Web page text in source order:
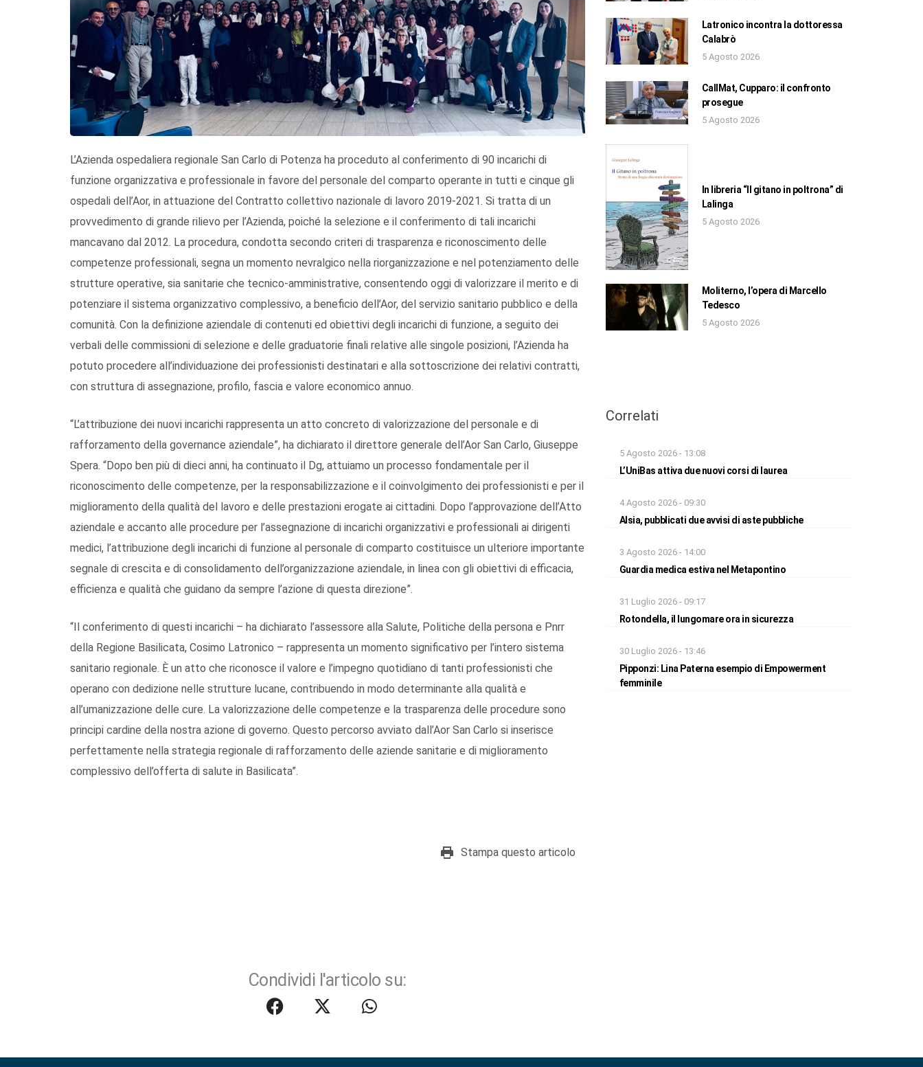
L’Azienda ospedaliera regionale San Carlo di Potenza ha proceduto al conferimento di 90 incarichi di
funzione organizzativa e professionale in favore del personale del comparto operante in tutti e cinque gli
ospedali dell’Aor, in attuazione del Contratto collettivo nazionale di lavoro 2019-2021. Si tratta di un
provvedimento di grande rilievo per l’Azienda, poiché la selezione e il conferimento di tali incarichi
mancavano dal 2012. La procedura, condotta secondo criteri di trasparenza e riconoscimento delle
competenze professionali, segna un momento nevralgico nella riorganizzazione e nel potenziamento delle
strutture operative, sia sanitarie che tecnico-amministrative, consentendo oggi di valorizzare il merito e di
potenziare il sistema organizzativo complessivo, a beneficio dell’Aor, del servizio sanitario pubblico e della
comunità. Con la definizione aziendale di contenuti ed obiettivi degli incarichi di funzione, a seguito dei
verbali delle commissioni di selezione e delle graduatorie finali relative alle singole posizioni, l’Azienda ha
potuto procedere all’individuazione dei professionisti destinatari e alla sottoscrizione dei relativi contratti,
con struttura di assegnazione, profilo, fascia e valore economico annuo.
“L’attribuzione dei nuovi incarichi rappresenta un atto concreto di valorizzazione del personale e di
rafforzamento della governance aziendale”, ha dichiarato il direttore generale dell’Aor San Carlo, Giuseppe
Spera. “Dopo ben più di dieci anni, ha continuato il Dg, attuiamo un processo fondamentale per il
riconoscimento delle competenze, per la responsabilizzazione e il coinvolgimento dei professionisti e per il
miglioramento della qualità del lavoro e delle prestazioni erogate ai cittadini. Dopo l’approvazione dell’Atto
aziendale e accanto alle procedure per l’assegnazione di incarichi organizzativi e professionali ai dirigenti
medici, l’attribuzione degli incarichi di funzione al personale di comparto costituisce un ulteriore importante
segnale di crescita e di consolidamento dell’organizzazione aziendale, in linea con gli obiettivi di efficacia,
efficienza e qualità che guidano da sempre l’azione di questa direzione”.
“Il conferimento di questi incarichi – ha dichiarato l’assessore alla Salute, Politiche della persona e Pnrr
della Regione Basilicata, Cosimo Latronico – rappresenta un momento significativo per l’intero sistema
sanitario regionale. È un atto che riconosce il valore e l’impegno quotidiano di tanti professionisti che
operano con dedizione nelle strutture lucane, contribuendo in modo determinante alla qualità e
all’umanizzazione delle cure. La valorizzazione delle competenze e la trasparenza delle procedure sono
principi cardine della nostra azione di governo. Questo percorso avviato dall’Aor San Carlo si inserisce
perfettamente nella strategia regionale di rafforzamento delle aziende sanitarie e di miglioramento
complessivo dell’offerta di salute in Basilicata”.
Stampa questo articolo
Condividi l'articolo su:
Latronico incontra la dottoressa
Calabrò
5 Agosto 2026
CallMat, Cupparo: il confronto
prosegue
5 Agosto 2026
In libreria “Il gitano in poltrona” di
Lalinga
5 Agosto 2026
Moliterno, l’opera di Marcello
Tedesco
5 Agosto 2026
Correlati
5 Agosto 2026 - 13:08
L’UniBas attiva due nuovi corsi di laurea
4 Agosto 2026 - 09:30
Alsia, pubblicati due avvisi di aste pubbliche
3 Agosto 2026 - 14:00
Guardia medica estiva nel Metapontino
31 Luglio 2026 - 09:17
Rotondella, il lungomare ora in sicurezza
30 Luglio 2026 - 13:46
Pipponzi: Lina Paterna esempio di Empowerment
femminile